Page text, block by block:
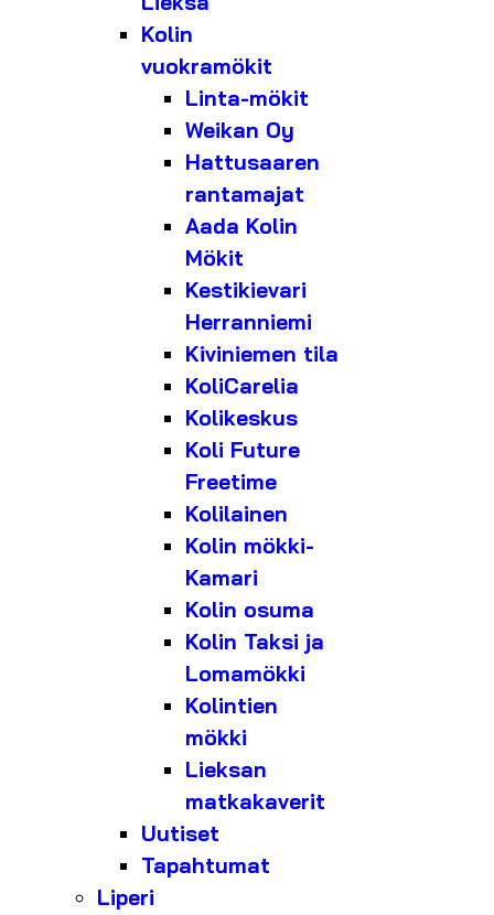
Kolin
vuokramökit
Linta-mökit
Weikan Oy
Hattusaaren
rantamajat
Aada Kolin
Mökit
Kestikievari
Herranniemi
Kiviniemen tila
KoliCarelia
Kolikeskus
Koli Future
Freetime
Kolilainen
Kolin mökki-
Kamari
Kolin osuma
Kolin Taksi ja
Lomamökki
Kolintien
mökki
Lieksan
matkakaverit
Uutiset
Tapahtumat
Liperi